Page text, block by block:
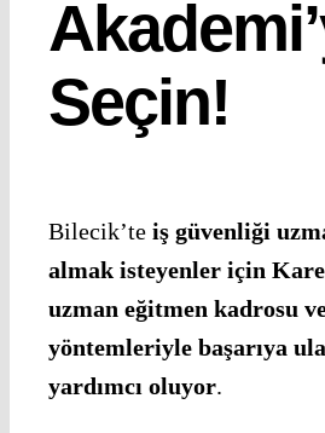
Seçin!
Bilecik’te iş güvenliği
almak isteyenler için
uzman eğitmen kadrosu
yöntemleriyle başarıya
yardımcı oluyor.